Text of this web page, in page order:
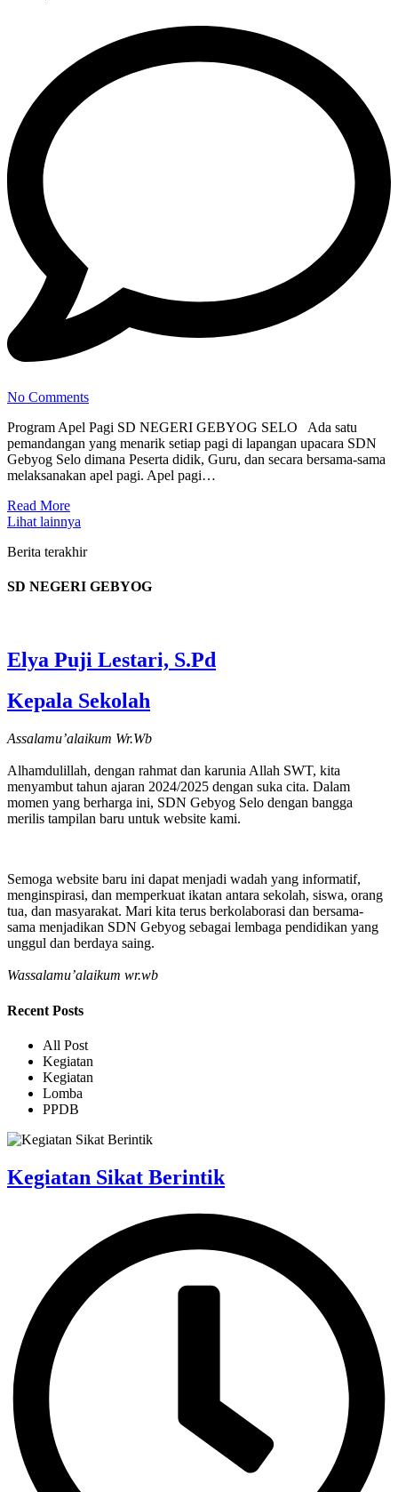
No Comments
Program Apel Pagi SD NEGERI GEBYOG SELO Ada satu
pemandangan yang menarik setiap pagi di lapangan upacara SDN
Gebyog Selo dimana Peserta didik, Guru, dan secara bersama-sama
melaksanakan apel pagi. Apel pagi…
Read More
Lihat lainnya
Berita terakhir
SD NEGERI GEBYOG
Elya Puji Lestari, S.Pd
Kepala Sekolah
Assalamu’alaikum Wr.Wb
Alhamdulillah, dengan rahmat dan karunia Allah SWT, kita
menyambut tahun ajaran 2024/2025 dengan suka cita. Dalam
momen yang berharga ini, SDN Gebyog Selo dengan bangga
merilis tampilan baru untuk website kami.
Semoga website baru ini dapat menjadi wadah yang informatif,
menginspirasi, dan memperkuat ikatan antara sekolah, siswa, orang
tua, dan masyarakat. Mari kita terus berkolaborasi dan bersama-
sama menjadikan SDN Gebyog sebagai lembaga pendidikan yang
unggul dan berdaya saing.
Wassalamu’alaikum wr.wb
Recent Posts
All Post
Kegiatan
Kegiatan
Lomba
PPDB
Kegiatan Sikat Berintik